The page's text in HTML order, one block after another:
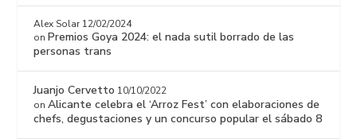
Alex Solar 12/02/2024
onPremios Goya 2024: el nada sutil borrado de las
personas trans
Juanjo Cervetto 10/10/2022
onAlicante celebra el ‘Arroz Fest’ con elaboraciones de
chefs, degustaciones y un concurso popular el sábado 8